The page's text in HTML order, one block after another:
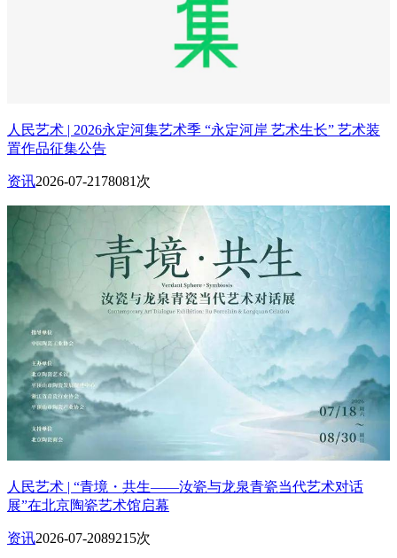
人民艺术 | 2026永定河集艺术季 “永定河岸 艺术生长” 艺术装
置作品征集公告
资讯2026-07-21 78081次
人民艺术 | “青境・共生——汝瓷与龙泉青瓷当代艺术对话
展”在北京陶瓷艺术馆启幕
资讯2026-07-2089215次